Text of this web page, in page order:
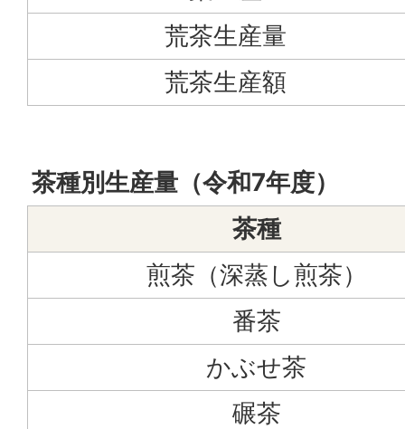
荒茶生産量
荒茶生産額
茶種別生産量（令和7年度）
茶種
煎茶（深蒸し煎茶）
番茶
かぶせ茶
碾茶